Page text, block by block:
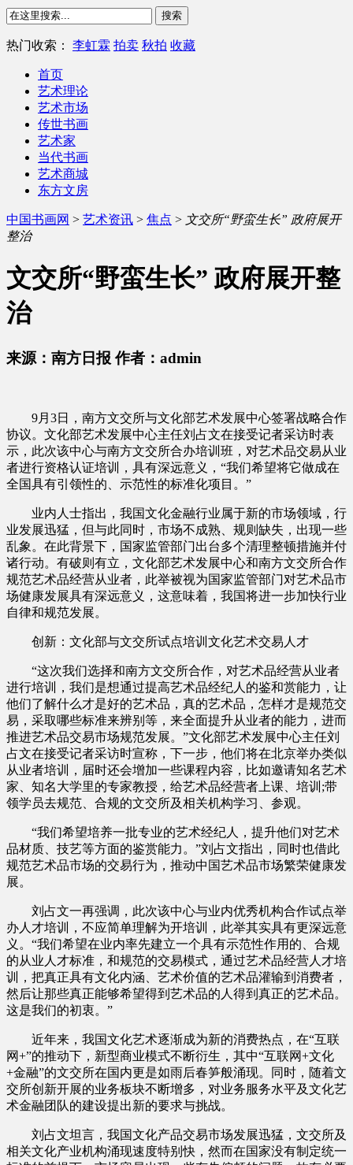
热门收索： 李虹霖 拍卖 秋拍 收藏
首页
艺术理论
艺术市场
传世书画
艺术家
当代书画
艺术商城
东方文房
中国书画网 > 艺术资讯 > 焦点 > 文交所“野蛮生长” 政府展开
整治
文交所“野蛮生长” 政府展开整
治
来源：南方日报 作者：admin
9月3日，南方文交所与文化部艺术发展中心签署战略合作
协议。文化部艺术发展中心主任刘占文在接受记者采访时表
示，此次该中心与南方文交所合办培训班，对艺术品交易从业
者进行资格认证培训，具有深远意义，“我们希望将它做成在
全国具有引领性的、示范性的标准化项目。”
业内人士指出，我国文化金融行业属于新的市场领域，行
业发展迅猛，但与此同时，市场不成熟、规则缺失，出现一些
乱象。在此背景下，国家监管部门出台多个清理整顿措施并付
诸行动。有破则有立，文化部艺术发展中心和南方文交所合作
规范艺术品经营从业者，此举被视为国家监管部门对艺术品市
场健康发展具有深远意义，这意味着，我国将进一步加快行业
自律和规范发展。
创新：文化部与文交所试点培训文化艺术交易人才
“这次我们选择和南方文交所合作，对艺术品经营从业者
进行培训，我们是想通过提高艺术品经纪人的鉴和赏能力，让
他们了解什么才是好的艺术品，真的艺术品，怎样才是规范交
易，采取哪些标准来辨别等，来全面提升从业者的能力，进而
推进艺术品交易市场规范发展。”文化部艺术发展中心主任刘
占文在接受记者采访时宣称，下一步，他们将在北京举办类似
从业者培训，届时还会增加一些课程内容，比如邀请知名艺术
家、知名大学里的专家教授，给艺术品经营者上课、培训;带
领学员去规范、合规的文交所及相关机构学习、参观。
“我们希望培养一批专业的艺术经纪人，提升他们对艺术
品材质、技艺等方面的鉴赏能力。”刘占文指出，同时也借此
规范艺术品市场的交易行为，推动中国艺术品市场繁荣健康发
展。
刘占文一再强调，此次该中心与业内优秀机构合作试点举
办人才培训，不应简单理解为开培训，此举其实具有更深远意
义。“我们希望在业内率先建立一个具有示范性作用的、合规
的从业人才标准，和规范的交易模式，通过艺术品经营人才培
训，把真正具有文化内涵、艺术价值的艺术品灌输到消费者，
然后让那些真正能够希望得到艺术品的人得到真正的艺术品。
这是我们的初衷。”
近年来，我国文化艺术逐渐成为新的消费热点，在“互联
网+”的推动下，新型商业模式不断衍生，其中“互联网+文化
+金融”的文交所在国内更是如雨后春笋般涌现。同时，随着文
交所创新开展的业务板块不断增多，对业务服务水平及文化艺
术金融团队的建设提出新的要求与挑战。
刘占文坦言，我国文化产品交易市场发展迅猛，文交所及
相关文化产业机构涌现速度特别快，然而在国家没有制定统一